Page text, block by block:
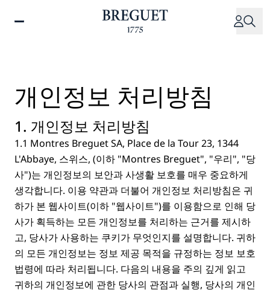
개인정보 처리방침
1. 개인정보 처리방침
1.1 Montres Breguet SA, Place de la Tour 23, 1344
L'Abbaye, 스위스, (이하 "Montres Breguet", "우리", "당
사")는 개인정보의 보안과 사생활 보호를 매우 중요하게
생각합니다. 이용 약관과 더불어 개인정보 처리방침은 귀
하가 본 웹사이트(이하 "웹사이트")를 이용함으로 인해 당
사가 획득하는 모든 개인정보를 처리하는 근거를 제시하
고, 당사가 사용하는 쿠키가 무엇인지를 설명합니다. 귀하
의 모든 개인정보는 정보 제공 목적을 규정하는 정보 보호
법령에 따라 처리됩니다. 다음의 내용을 주의 깊게 읽고
귀하의 개인정보에 관한 당사의 관점과 실행, 당사의 개인